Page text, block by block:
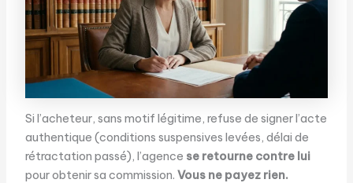
Si l’acheteur, sans motif légitime, refuse de signer l’acte
authentique (conditions suspensives levées, délai de
rétractation passé), l’agence se retourne contre lui
pour obtenir sa commission. Vous ne payez rien.